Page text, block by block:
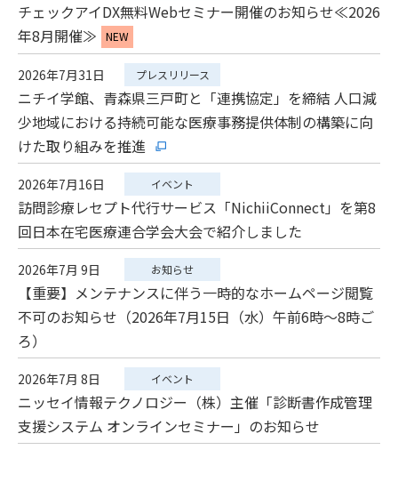
チェックアイDX無料Webセミナー開催のお知らせ≪2026
年8月開催≫
NEW
2026年7月31日 プレスリリース
ニチイ学館、青森県三戸町と「連携協定」を締結 人口減
少地域における持続可能な医療事務提供体制の構築に向
けた取り組みを推進
2026年7月16日 イベント
訪問診療レセプト代行サービス「NichiiConnect」を第8
回日本在宅医療連合学会大会で紹介しました
2026年7月 9日 お知らせ
【重要】メンテナンスに伴う一時的なホームページ閲覧
不可のお知らせ（2026年7月15日（水）午前6時～8時ご
ろ）
2026年7月 8日 イベント
ニッセイ情報テクノロジー（株）主催「診断書作成管理
支援システム オンラインセミナー」のお知らせ